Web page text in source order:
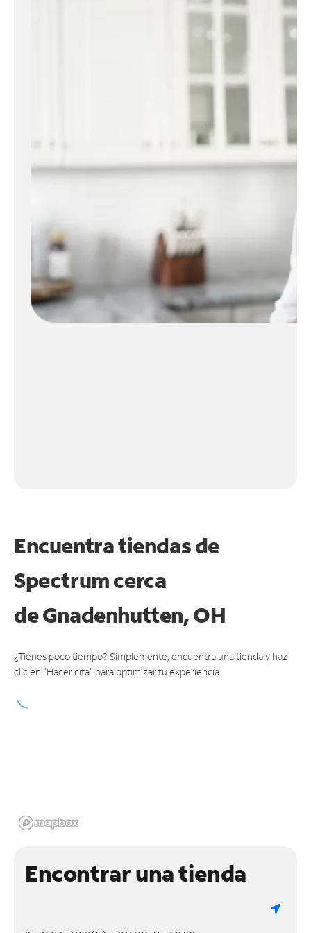
Encuentra tiendas de
Spectrum cerca
deGnadenhutten, OH
¿Tienes poco tiempo? Simplemente, encuentra una tienda y haz
clic en "Hacer cita" para optimizar tu experiencia.
Encontrar una tienda